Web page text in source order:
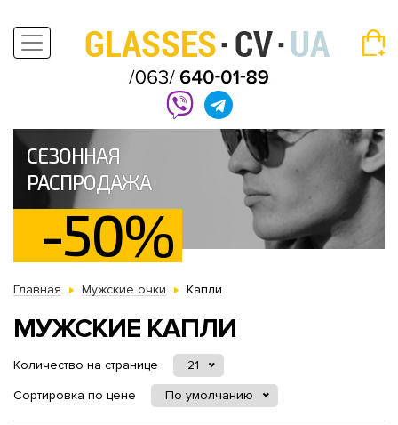
СЕЗОННАЯ
РАСПРОДАЖА
-50%
Главная Мужские очки Капли
МУЖСКИЕ КАПЛИ
Количество на странице
21
Сортировка по цене
По умолчанию